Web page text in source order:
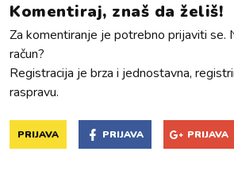
Komentiraj, znaš da želiš!
Za komentiranje je potrebno prijaviti se.
račun?
Registracija je brza i jednostavna,
raspravu.
PRIJAVA PRIJAVA PRIJAVA